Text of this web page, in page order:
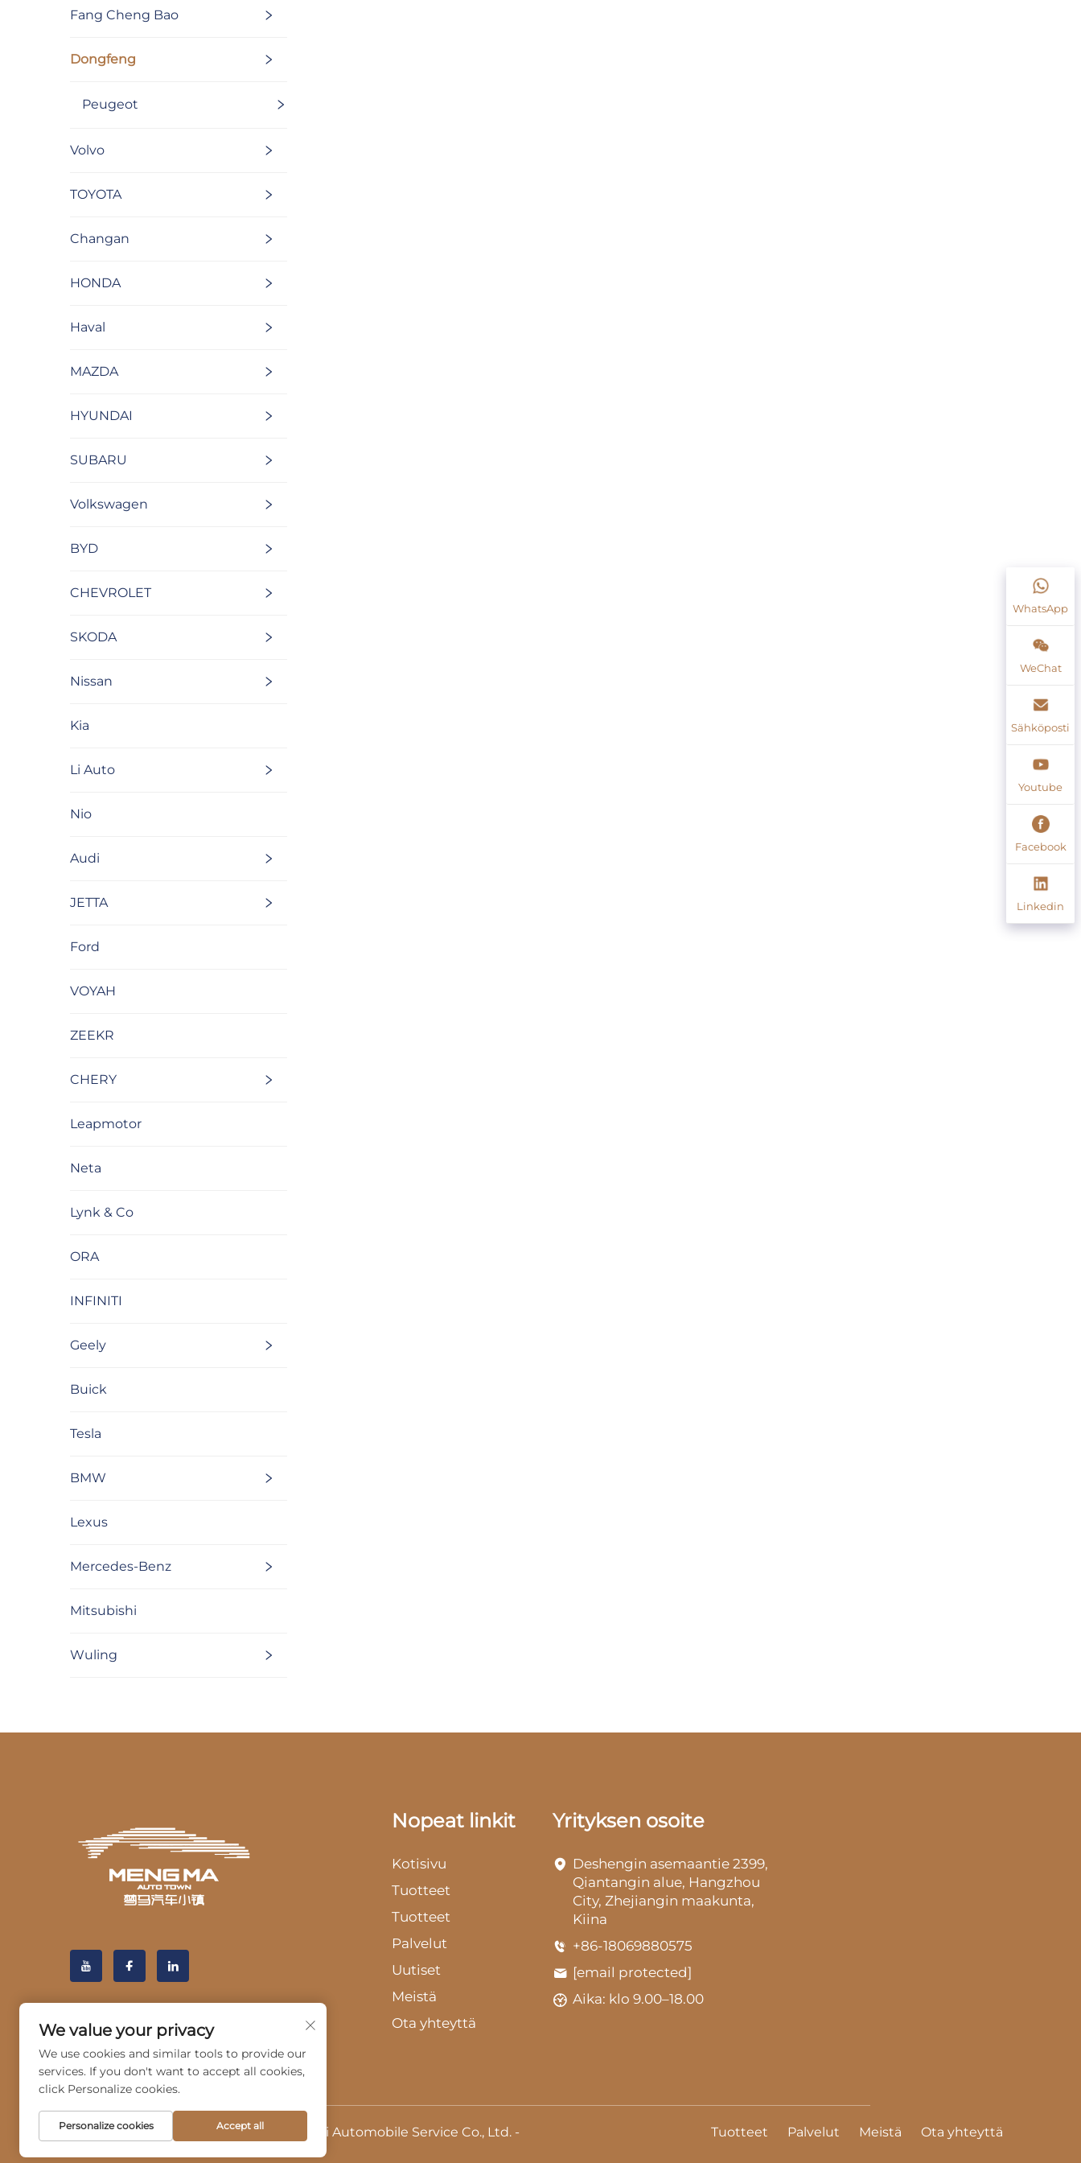
Fang Cheng Bao
Dongfeng
Peugeot
Volvo
TOYOTA
Changan
HONDA
Haval
MAZDA
HYUNDAI
SUBARU
Volkswagen
BYD
CHEVROLET
SKODA
Nissan
Kia
Li Auto
Nio
Audi
JETTA
Ford
VOYAH
ZEEKR
CHERY
Leapmotor
Neta
Lynk & Co
ORA
INFINITI
Geely
Buick
Tesla
BMW
Lexus
Mercedes-Benz
Mitsubishi
Wuling
WhatsApp
WeChat
Sähköposti
Youtube
Facebook
Linkedin
Nopeat linkit
Kotisivu
Tuotteet
Tuotteet
Palvelut
Uutiset
Meistä
Ota yhteyttä
Yrityksen osoite
Deshengin asemaantie 2399,
Qiantangin alue, Hangzhou
City, Zhejiangin maakunta,
Kiina
+86-18069880575
[email protected]
Aika: klo 9.00–18.00
Tekijänoikeus © 2025 Hangzhou Guangji Automobile Service Co., Ltd. -
Tuotteet Palvelut Meistä Ota yhteyttä
We value your privacy
We use cookies and similar tools to provide our
services. If you don't want to accept all cookies,
click Personalize cookies.
Personalize cookies Accept all